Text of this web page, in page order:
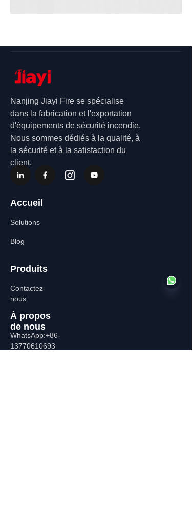
Accueil
Produits
À propos
de nous
Solutions
WhatsApp:+86-
13770610693
Contactez-
nous
Blog
Nanjing Jiayi Fire se spécialise
dans la fabrication et l'exportation
d'équipements de sécurité incendie.
Nous sommes dédiés à la qualité, à
la sécurité et à la satisfaction du
client.
FR